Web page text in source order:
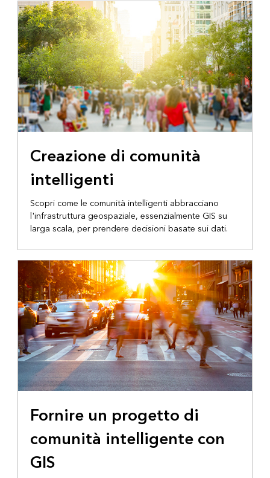
Creazione di comunità
intelligenti
Scopri come le comunità intelligenti abbracciano
l'infrastruttura geospaziale, essenzialmente GIS su
larga scala, per prendere decisioni basate sui dati.
Fornire un progetto di
comunità intelligente con
GIS